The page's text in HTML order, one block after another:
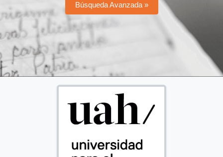
Búsqueda Avanzada »